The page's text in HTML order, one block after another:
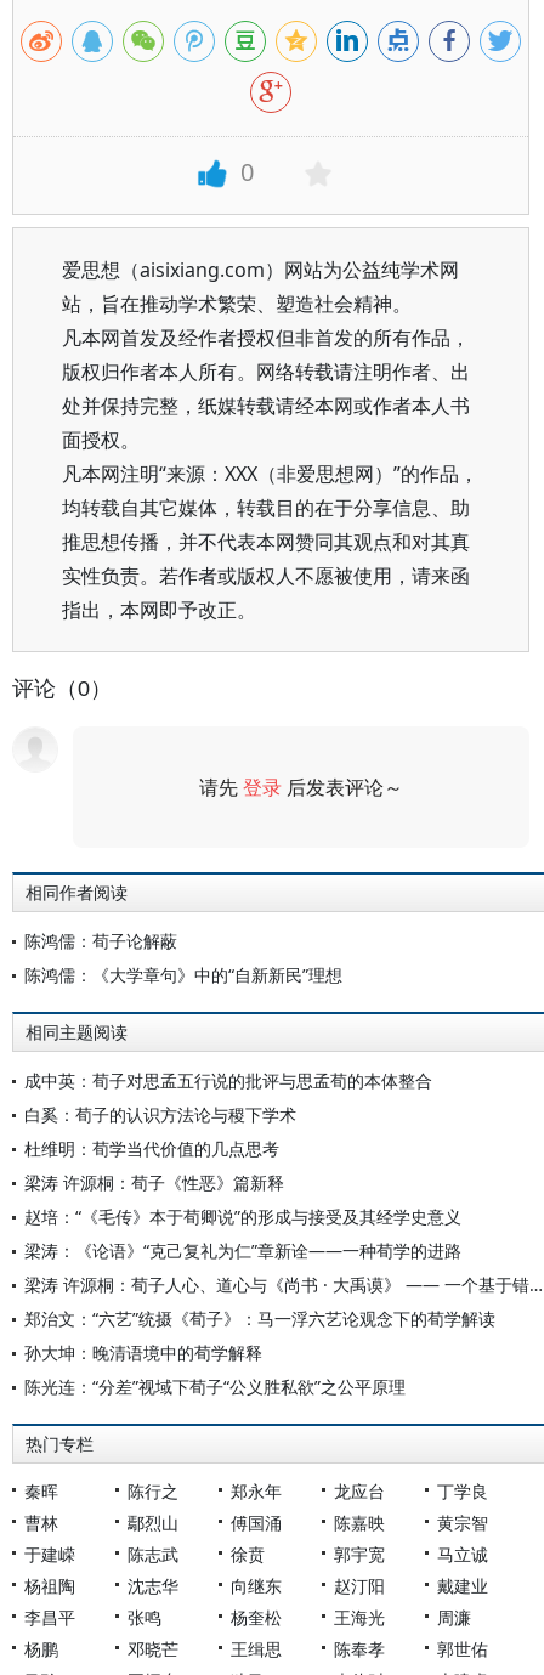
0
爱思想（aisixiang.com）网站为公益纯学术网
站，旨在推动学术繁荣、塑造社会精神。
凡本网首发及经作者授权但非首发的所有作品，
版权归作者本人所有。网络转载请注明作者、出
处并保持完整，纸媒转载请经本网或作者本人书
面授权。
凡本网注明“来源：XXX（非爱思想网）”的作品，
均转载自其它媒体，转载目的在于分享信息、助
推思想传播，并不代表本网赞同其观点和对其真
实性负责。若作者或版权人不愿被使用，请来函
指出，本网即予改正。
评论（0）
请先登录 后发表评论～
相同作者阅读
陈鸿儒：荀子论解蔽
陈鸿儒：《大学章句》中的“自新新民”理想
相同主题阅读
成中英：荀子对思孟五行说的批评与思孟荀的本体整合
白奚：荀子的认识方法论与稷下学术
杜维明：荀学当代价值的几点思考
梁涛 许源桐：荀子《性恶》篇新释
赵培：“《毛传》本于荀卿说”的形成与接受及其经学史意义
梁涛：《论语》“克己复礼为仁”章新诠——一种荀学的进路
梁涛 许源桐：荀子人心、道心与《尚书 · 大禹谟》 —— 一个基于错简的学术公案
郑治文：“六艺”统摄《荀子》：马一浮六艺论观念下的荀学解读
孙大坤：晚清语境中的荀学解释
陈光连：“分差”视域下荀子“公义胜私欲”之公平原理
热门专栏
秦晖 陈行之 郑永年 龙应台
丁学良
曹林
鄢烈山 傅国涌 陈嘉映
黄宗智
于建嵘
陈志武 徐贲 郭宇宽
马立诚
杨祖陶
沈志华 向继东 赵汀阳
戴建业
李昌平
张鸣 杨奎松 王海光
周濂
杨鹏
邓晓芒 王缉思 陈奉孝
郭世佑